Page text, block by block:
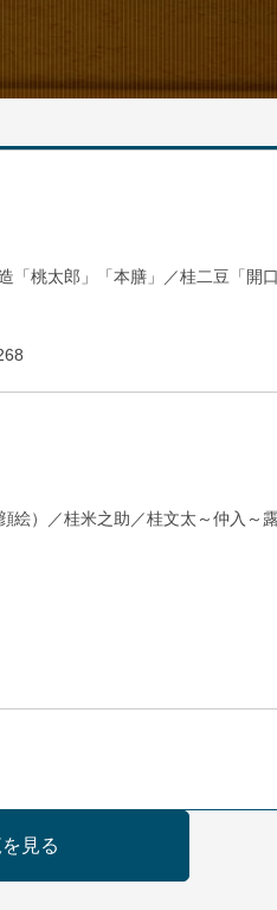
「桃太郎」「本膳」／桂二豆「開
絵）／桂米之助／桂文太～仲入～
見る